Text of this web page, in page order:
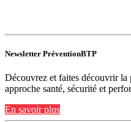
Newsletter PréventionBTP
Découvrez et faites découvrir
approche santé, sécurité et
En savoir plus